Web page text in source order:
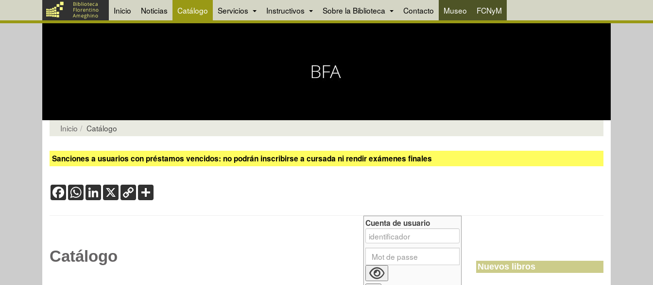
Inicio Noticias Catálogo Servicios Instructivos Sobre la Biblioteca Contacto Museo FCNyM
Inicio Catálogo
Sanciones a usuarios con préstamos vencidos: no podrán inscribirse a cursada ni rendir exámenes finales
FacebookWhatsApp
LinkedIn
X Copy
Link
Catálogo
Cuenta de usuario
Nuevos libros